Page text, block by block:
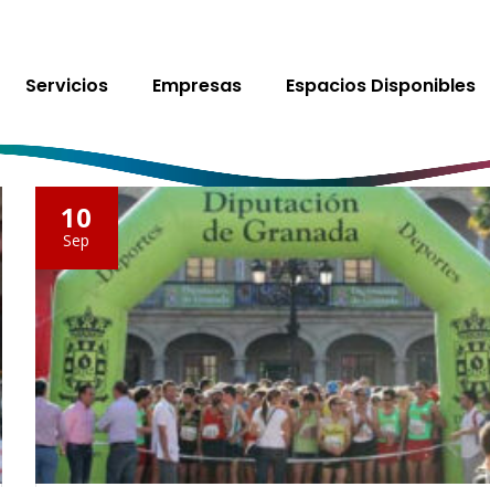
Servicios Empresas Espacios Disponibles
10
Sep